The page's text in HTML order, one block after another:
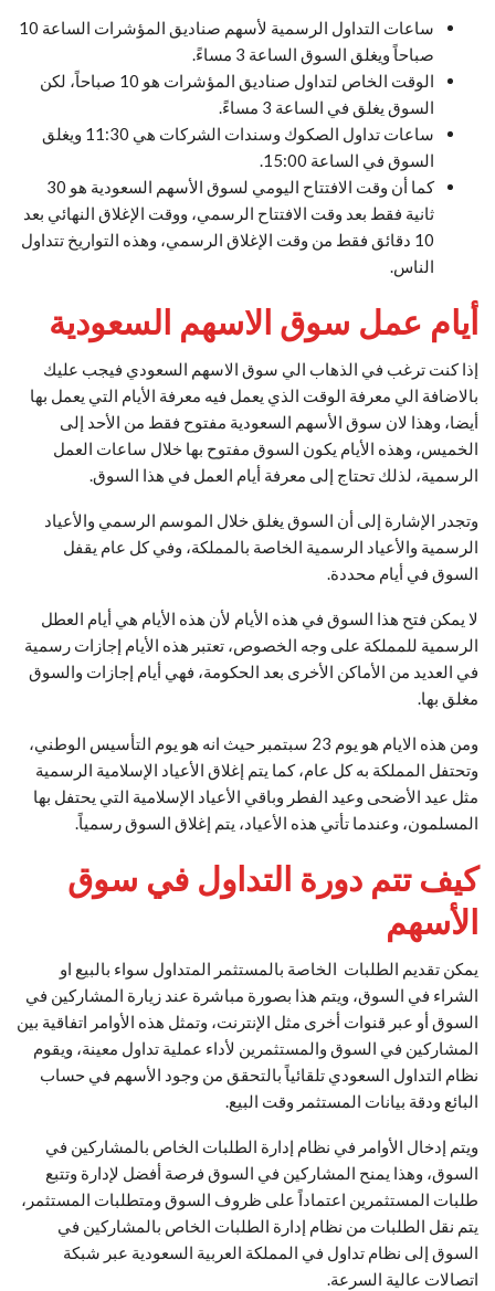
ساعات التداول الرسمية لأسهم صناديق المؤشرات الساعة 10
صباحاً ويغلق السوق الساعة 3 مساءً.
الوقت الخاص لتداول صناديق المؤشرات هو 10 صباحاً، لكن
السوق يغلق في الساعة 3 مساءً.
ساعات تداول الصكوك وسندات الشركات هي 11:30 ويغلق
السوق في الساعة 15:00.
كما أن وقت الافتتاح اليومي لسوق الأسهم السعودية هو 30
ثانية فقط بعد وقت الافتتاح الرسمي، ووقت الإغلاق النهائي بعد
10 دقائق فقط من وقت الإغلاق الرسمي، وهذه التواريخ تتداول
الناس.
أيام عمل سوق الاسهم السعودية
إذا كنت ترغب في الذهاب الي سوق الاسهم السعودي فيجب عليك
بالاضافة الي معرفة الوقت الذي يعمل فيه معرفة الأيام التي يعمل بها
أيضا، وهذا لان سوق الأسهم السعودية مفتوح فقط من الأحد إلى
الخميس، وهذه الأيام يكون السوق مفتوح بها خلال ساعات العمل
الرسمية، لذلك تحتاج إلى معرفة أيام العمل في هذا السوق.
وتجدر الإشارة إلى أن السوق يغلق خلال الموسم الرسمي والأعياد
الرسمية والأعياد الرسمية الخاصة بالمملكة، وفي كل عام يقفل
السوق في أيام محددة.
لا يمكن فتح هذا السوق في هذه الأيام لأن هذه الأيام هي أيام العطل
الرسمية للمملكة على وجه الخصوص، تعتبر هذه الأيام إجازات رسمية
في العديد من الأماكن الأخرى بعد الحكومة، فهي أيام إجازات والسوق
مغلق بها.
ومن هذه الايام هو يوم 23 سبتمبر حيث انه هو يوم التأسيس الوطني،
وتحتفل المملكة به كل عام، كما يتم إغلاق الأعياد الإسلامية الرسمية
مثل عيد الأضحى وعيد الفطر وباقي الأعياد الإسلامية التي يحتفل بها
المسلمون، وعندما تأتي هذه الأعياد، يتم إغلاق السوق رسمياً.
كيف تتم دورة التداول في سوق
الأسهم
يمكن تقديم الطلبات الخاصة بالمستثمر المتداول سواء بالبيع او
الشراء في السوق، ويتم هذا بصورة مباشرة عند زيارة المشاركين في
السوق أو عبر قنوات أخرى مثل الإنترنت، وتمثل هذه الأوامر اتفاقية بين
المشاركين في السوق والمستثمرين لأداء عملية تداول معينة، ويقوم
نظام التداول السعودي تلقائياً بالتحقق من وجود الأسهم في حساب
البائع ودقة بيانات المستثمر وقت البيع.
ويتم إدخال الأوامر في نظام إدارة الطلبات الخاص بالمشاركين في
السوق، وهذا يمنح المشاركين في السوق فرصة أفضل لإدارة وتتبع
طلبات المستثمرين اعتماداً على ظروف السوق ومتطلبات المستثمر،
يتم نقل الطلبات من نظام إدارة الطلبات الخاص بالمشاركين في
السوق إلى نظام تداول في المملكة العربية السعودية عبر شبكة
اتصالات عالية السرعة.